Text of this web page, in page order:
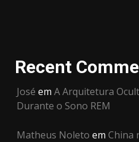
Recent
José em A Arquitetura
Durante o Sono REM
Matheus Noleto em China